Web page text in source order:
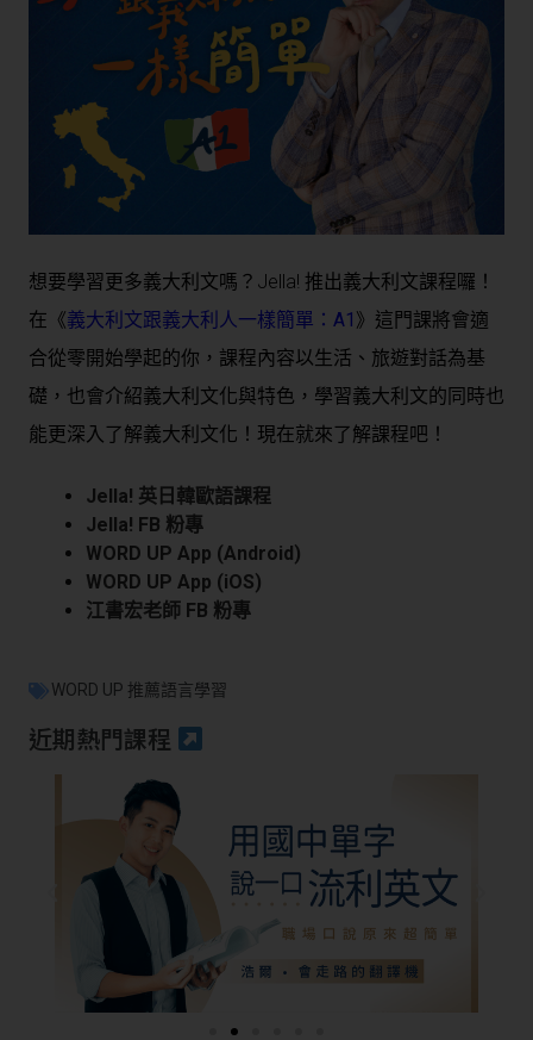
想要學習更多義大利文嗎？Jella! 推出義大利文課程囉！
在《義大利文跟義大利人一樣簡單：A1 》這門課將會適
合從零開始學起的你，課程內容以生活、旅遊對話為基
礎，也會介紹義大利文化與特色，學習義大利文的同時也
能更深入了解義大利文化！現在就來了解課程吧！
Jella! 英日韓歐語課程
Jella! FB 粉專
WORD UP App (Android)
WORD UP App (iOS)
江書宏老師 FB 粉專
WORD UP 推薦語言學習
近期熱門課程